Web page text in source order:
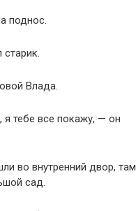
поднос.
Влада.
тебе все покажу, — он
во внутренний двор, там
сад.